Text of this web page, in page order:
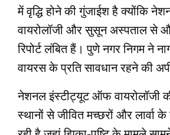
में वृद्धि होने की गुंजाईश है क्योंकि
वायरोलॉजी और सुसून अस्पताल से
रिपोर्ट लंबित हैं। पुणे नगर निगम ने
वायरस के प्रति सावधान रहने की
नेशनल इंस्टीट्यूट ऑफ वायरोलॉजी
स्थानों से जीवित मच्छरों और लार्वा